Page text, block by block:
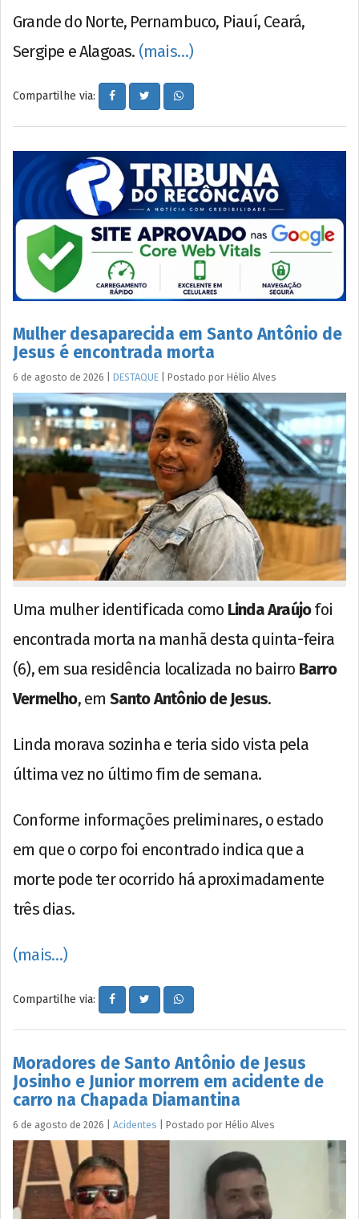
Grande do Norte, Pernambuco, Piauí, Ceará,
Sergipe e Alagoas. (mais…)
Compartilhe via:
Mulher desaparecida em Santo Antônio de
Jesus é encontrada morta
6 de agosto de 2026 DESTAQUE Postado por Hélio Alves
Uma mulher identificada como Linda Araújofoi
encontrada morta na manhã desta quinta-feira
(6), em sua residência localizada no bairro Barro
Vermelho, em Santo Antônio de Jesus.
Linda morava sozinha e teria sido vista pela
última vez no último fim de semana.
Conforme informações preliminares, o estado
em que o corpo foi encontrado indica que a
morte pode ter ocorrido há aproximadamente
três dias.
(mais…)
Compartilhe via:
Moradores de Santo Antônio de Jesus
Josinho e Junior morrem em acidente de
carro na Chapada Diamantina
6 de agosto de 2026 Acidentes Postado por Hélio Alves